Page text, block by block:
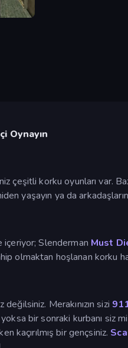
Oynayın
korku oyunları var.
yaşayın ya da
içeriyor; Slenderman Must
olmaktan hoşlanan korku
Merakınızın sizi
bir sonraki kurbanı siz mi
kaçırılmış bir gençsiniz.